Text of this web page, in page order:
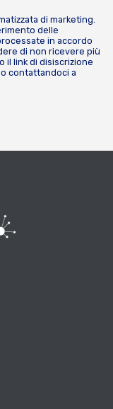
di marketing.
delle
in accordo
di non ricevere più
il link di disiscrizione
contattandoci a